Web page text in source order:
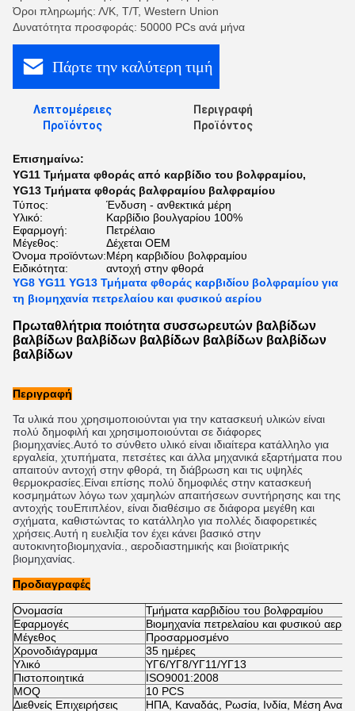
Όροι πληρωμής: Λ/Κ, Τ/Τ, Western Union
Δυνατότητα προσφοράς: 50000 PCs ανά μήνα
Πάρτε την καλύτερη τιμή
Λεπτομέρειες
Προϊόντος
Περιγραφή
Προϊόντος
Επισημαίνω:
YG11 Τμήματα φθοράς από καρβίδιο του βολφραμίου,
YG13 Τμήματα φθοράς βαλφραμίου βαλφραμίου
Τύπος:
Ένδυση - ανθεκτικά μέρη
Υλικό:
Καρβίδιο βουλγαρίου 100%
Εφαρμογή:
Πετρέλαιο
Μέγεθος:
Δέχεται OEM
Όνομα προϊόντων:Μέρη καρβιδίου βολφραμίου
Ειδικότητα:
αντοχή στην φθορά
YG8 YG11 YG13 Τμήματα φθοράς καρβιδίου βολφραμίου για
τη βιομηχανία πετρελαίου και φυσικού αερίου
Πρωταθλήτρια ποιότητα συσσωρευτών βαλβίδων
βαλβίδων βαλβίδων βαλβίδων βαλβίδων βαλβίδων
βαλβίδων
Περιγραφή
Τα υλικά που χρησιμοποιούνται για την κατασκευή υλικών είναι
πολύ δημοφιλή και χρησιμοποιούνται σε διάφορες
βιομηχανίες.Αυτό το σύνθετο υλικό είναι ιδιαίτερα κατάλληλο για
εργαλεία, χτυπήματα, πετσέτες και άλλα μηχανικά εξαρτήματα που
απαιτούν αντοχή στην φθορά, τη διάβρωση και τις υψηλές
θερμοκρασίες.Είναι επίσης πολύ δημοφιλές στην κατασκευή
κοσμημάτων λόγω των χαμηλών απαιτήσεων συντήρησης και της
αντοχής τουΕπιπλέον, είναι διαθέσιμο σε διάφορα μεγέθη και
σχήματα, καθιστώντας το κατάλληλο για πολλές διαφορετικές
χρήσεις.Αυτή η ευελιξία τον έχει κάνει βασικό στην
αυτοκινητοβιομηχανία., αεροδιαστημικής και βιοϊατρικής
βιομηχανίας.
Προδιαγραφές
Ονομασία
Τμήματα καρβιδίου του βολφραμίου
Εφαρμογές
Βιομηχανία πετρελαίου και φυσικού
Μέγεθος
Προσαρμοσμένο
Χρονοδιάγραμμα
35 ημέρες
Υλικό
ΥΓ6/ΥΓ8/ΥΓ11/ΥΓ13
Πιστοποιητικά
ISO9001:2008
MOQ
10 PCS
Διεθνείς Επιχειρήσεις
ΗΠΑ, Καναδάς, Ρωσία, Ινδία, Μέση